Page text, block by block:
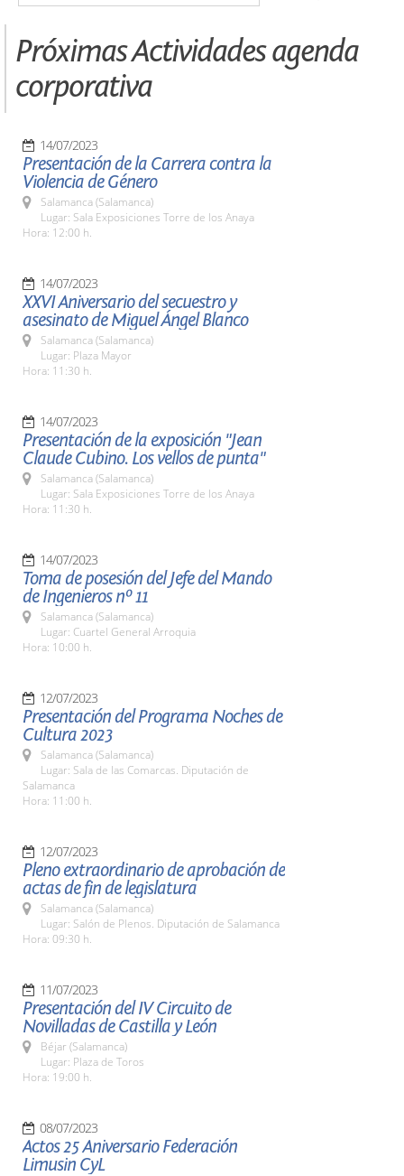
Próximas Actividades agenda
corporativa
14/07/2023
Presentación de la Carrera contra la
Violencia de Género
Salamanca (Salamanca)
Lugar: Sala Exposiciones Torre de los Anaya
Hora: 12:00 h.
14/07/2023
XXVI Aniversario del secuestro y
asesinato de Miguel Ángel Blanco
Salamanca (Salamanca)
Lugar: Plaza Mayor
Hora: 11:30 h.
14/07/2023
Presentación de la exposición "Jean
Claude Cubino. Los vellos de punta"
Salamanca (Salamanca)
Lugar: Sala Exposiciones Torre de los Anaya
Hora: 11:30 h.
14/07/2023
Toma de posesión del Jefe del Mando
de Ingenieros nº 11
Salamanca (Salamanca)
Lugar: Cuartel General Arroquia
Hora: 10:00 h.
12/07/2023
Presentación del Programa Noches de
Cultura 2023
Salamanca (Salamanca)
Lugar: Sala de las Comarcas. Diputación de
Salamanca
Hora: 11:00 h.
12/07/2023
Pleno extraordinario de aprobación de
actas de fin de legislatura
Salamanca (Salamanca)
Lugar: Salón de Plenos. Diputación de Salamanca
Hora: 09:30 h.
11/07/2023
Presentación del IV Circuito de
Novilladas de Castilla y León
Béjar (Salamanca)
Lugar: Plaza de Toros
Hora: 19:00 h.
08/07/2023
Actos 25 Aniversario Federación
Limusin CyL